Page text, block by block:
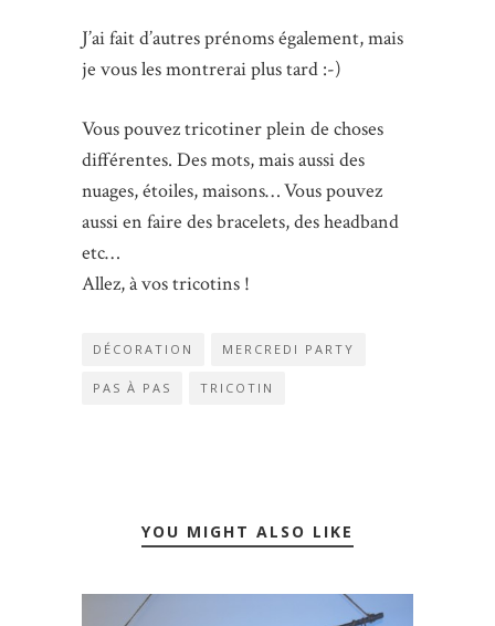
J’ai fait d’autres prénoms également, mais
je vous les montrerai plus tard :-)
Vous pouvez tricotiner plein de choses
différentes. Des mots, mais aussi des
nuages, étoiles, maisons… Vous pouvez
aussi en faire des bracelets, des headband
etc…
Allez, à vos tricotins !
DÉCORATION MERCREDI PARTY
PAS À PAS TRICOTIN
YOU MIGHT ALSO LIKE